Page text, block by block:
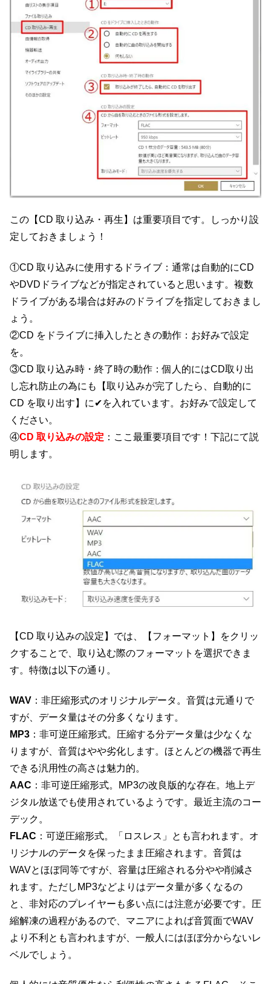
この【CD 取り込み・再生】は重要項目です。しっかり設
定しておきましょう！
①CD 取り込みに使用するドライブ：通常は自動的にCD
やDVDドライブなどが指定されていると思います。複数
ドライブがある場合は好みのドライブを指定しておきまし
ょう。
②CD をドライブに挿入したときの動作：お好みで設定
を。
③CD 取り込み時・終了時の動作：個人的にはCD取り出
し忘れ防止の為にも【取り込みが完了したら、自動的に
CD を取り出す】に✔を入れています。お好みで設定して
ください。
④CD 取り込みの設定 ：ここ最重要項目です！下記にて説
明します。
【CD 取り込みの設定】では、【フォーマット】をクリッ
クすることで、取り込む際のフォーマットを選択できま
す。特徴は以下の通り。
WAV ：非圧縮形式のオリジナルデータ。音質は元通りで
すが、データ量はその分多くなります。
MP3 ：非可逆圧縮形式。圧縮する分データ量は少なくな
りますが、音質はやや劣化します。ほとんどの機器で再生
できる汎用性の高さは魅力的。
AAC ：非可逆圧縮形式。MP3の改良版的な存在。地上デ
ジタル放送でも使用されているようです。最近主流のコー
デック。
FLAC ：可逆圧縮形式。「ロスレス」とも言われます。オ
リジナルのデータを保ったまま圧縮されます。音質は
WAVとほぼ同等ですが、容量は圧縮される分やや削減さ
れます。ただしMP3などよりはデータ量が多くなるの
と、非対応のプレイヤーも多い点には注意が必要です。圧
縮解凍の過程があるので、マニアによれば音質面でWAV
より不利とも言われますが、一般人にはほぼ分からないレ
ベルでしょう。